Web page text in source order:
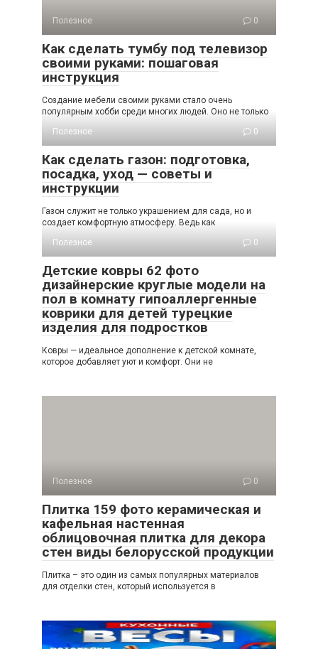
Полезное 0
Как сделать тумбу под телевизор
своими руками: пошаговая
инструкция
Создание мебели своими руками стало очень
популярным хобби среди многих людей. Оно не только
Полезное
0
Как сделать газон: подготовка,
посадка, уход — советы и
инструкции
Газон служит не только украшением для сада, но и
создает комфортную атмосферу. Ведь как
Полезное
0
Детские ковры 62 фото
дизайнерские круглые модели на
пол в комнату гипоаллергенные
коврики для детей турецкие
изделия для подростков
Ковры — идеальное дополнение к детской комнате,
которое добавляет уют и комфорт. Они не
Полезное 0
Плитка 159 фото керамическая и
кафельная настенная
облицовочная плитка для декора
стен виды белорусской продукции
Плитка – это один из самых популярных материалов
для отделки стен, который используется в